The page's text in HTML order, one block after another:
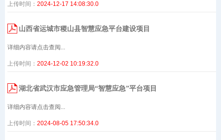
上传时间： 2024-12-17 14:08:30.0
山西省运城市稷山县智慧应急平台建设项目
详细内容请点击查阅...
上传时间： 2024-12-02 10:19:32.0
湖北省武汉市应急管理局“智慧应急”平台项目
详细内容请点击查阅...
上传时间： 2024-08-05 17:50:34.0